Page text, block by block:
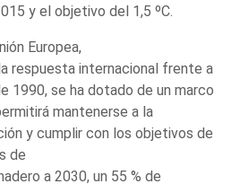
y el objetivo del 1,5 ºC.
Europea,
respuesta internacional frente a
1990, se ha dotado de un marco
mantenerse a la
y cumplir con los objetivos de
de
a 2030, un 55 % de